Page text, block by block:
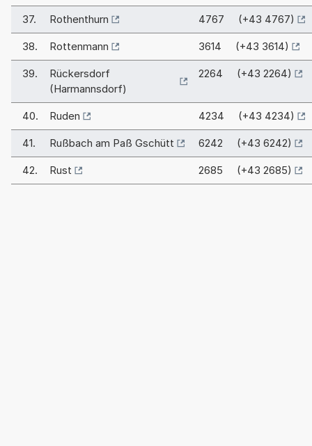
37. Rothenthurn 4767 (+43 4767)
38. Rottenmann 3614 (+43 3614)
39.
Rückersdorf
(Harmannsdorf)
2264 (+43 2264)
40. Ruden 4234 (+43 4234)
41. Rußbach am Paß Gschütt 6242 (+43 6242)
42. Rust 2685 (+43 2685)